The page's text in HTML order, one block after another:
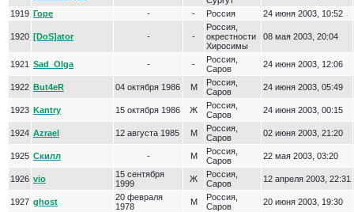
1919 Горе - - Россия 24 июня 2003, 10:52
1920 [DoS]ator - -
Россия,
окрестности
Хиросимы
08 мая 2003, 20:04
1921 Sad_Olga - -
Россия,
Саров
24 июня 2003, 12:06
1922 But4eR 04 октября 1986 М
Россия,
Саров
24 июня 2003, 05:49
1923 Kantry 15 октября 1986 Ж
Россия,
Саров
24 июня 2003, 00:15
1924 Azrael 12 августа 1985 М
Россия,
Саров
02 июня 2003, 21:20
1925 Скилл - М
Россия,
Саров
22 мая 2003, 03:20
1926 vio
15 сентября
1999
Ж
Россия,
Саров
12 апреля 2003, 22:31
1927 ghost
20 февраля
1978
М
Россия,
Саров
20 июня 2003, 19:30